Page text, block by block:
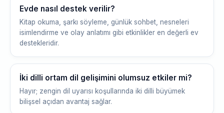
Evde nasıl destek verilir?
Kitap okuma, şarkı söyleme, günlük sohbet, nesneleri
isimlendirme ve olay anlatımı gibi etkinlikler en değerli ev
destekleridir.
İki dilli ortam dil gelişimini olumsuz etkiler mi?
Hayır; zengin dil uyarısı koşullarında iki dilli büyümek
bilişsel açıdan avantaj sağlar.